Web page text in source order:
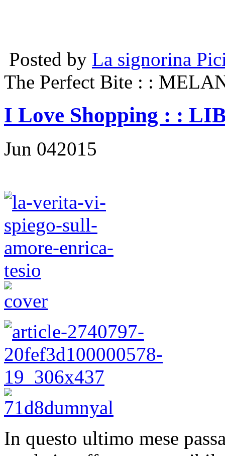
Posted by La signorina
The Perfect Bite : :
I Love Shopping : :
Jun 042015
In questo ultimo mese